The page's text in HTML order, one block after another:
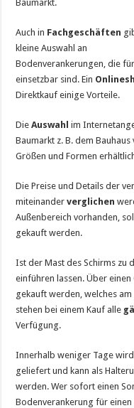
Baumarkt.
Auch in Fachgeschäften
kleine Auswahl an
Bodenverankerungen, die
einsetzbar sind. Ein
Direktkauf einige Vorteile.
DieAuswahl im
Baumarkt z. B. dem
Größen und Formen
Die Preise und Details der
miteinanderverglichen
Außenbereich vorhanden,
gekauft werden.
Ist der Mast des Schirms zu
einführen lassen. Über
gekauft werden, welches
stehen bei einem Kauf alle
Verfügung.
Innerhalb weniger Tage
geliefert und kann als
werden. Wer sofort einen
Bodenverankerung für